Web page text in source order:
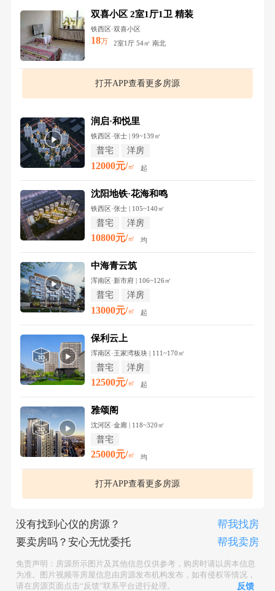
双喜小区 2室1厅1卫 精装
铁西区·双喜小区
18万 2室1厅 54㎡ 南北
打开APP查看更多房源
润启·和悦里
铁西区·张士 | 99~139㎡
普宅 洋房
12000元/㎡ 起
沈阳地铁·花海和鸣
铁西区·张士 | 105~140㎡
普宅 洋房
10800元/㎡ 均
中海青云筑
浑南区·新市府 | 106~126㎡
普宅 洋房
13000元/㎡ 起
保利云上
浑南区·王家湾板块 | 111~170㎡
普宅 洋房
12500元/㎡ 起
雅颂阁
沈河区·金廊 | 118~320㎡
普宅
25000元/㎡ 均
打开APP查看更多房源
没有找到心仪的房源？
帮我找房
要卖房吗？安心无忧委托
帮我卖房
免责声明：房源所示图片及其他信息仅供参考，购房时请以房本信息
为准。图片视频等房屋信息由房源发布机构发布，如有侵权等情况，
请在房源页面点击“反馈”联系平台进行处理。
反馈